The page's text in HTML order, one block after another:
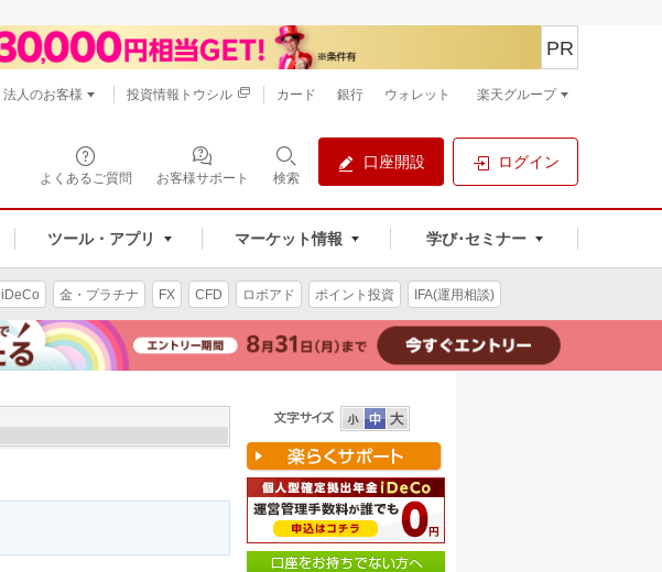
よくあるご質問 お客様サポート 検索
口座開設 ログイン
ツール・アプリ マーケット情報 学び･セミナー
PR
法人のお客様 投資情報トウシル カード 銀行 ウォレット 楽天グループ
iDeCo 金・プラチナ FX CFD ロボアド ポイント投資 IFA(運用相談)